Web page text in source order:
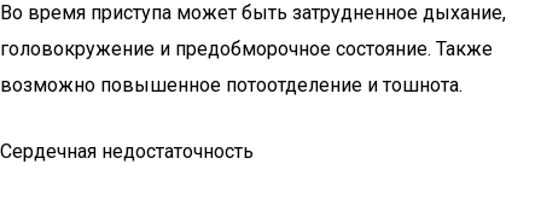
Во время приступа может быть затрудненное дыхание,
головокружение и предобморочное состояние. Также
возможно повышенное потоотделение и тошнота.
Сердечная недостаточность